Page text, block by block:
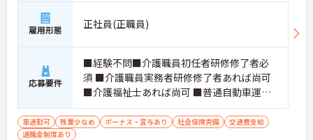
雇用形態 正社員(正職員)
応募要件
■経験不問■介護職員初任者研修修了者必
須 ■介護職員実務者研修修了者あれば尚可
■介護福祉士あれば尚可 ■普通自動車運転
免許あれば尚可
車通勤可 残業少なめ ボーナス・賞与あり 社会保険完備
交通費支給
退職金制度あり